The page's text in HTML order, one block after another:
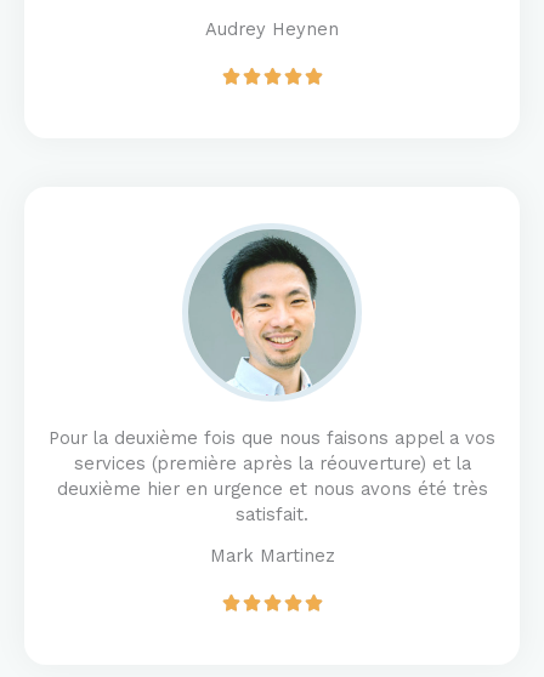
Audrey Heynen

u
Pour la deuxième fois que nous faisons appel a vos
services (première après la réouverture) et la
deuxième hier en urgence et nous avons été très
satisfait.
Mark Martinez
R